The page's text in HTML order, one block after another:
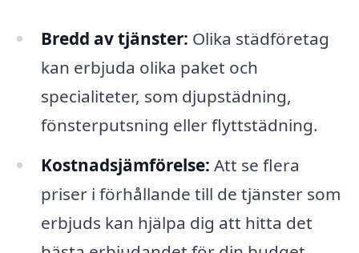
Bredd av tjänster: Olika städföretag
kan erbjuda olika paket och
specialiteter, som djupstädning,
fönsterputsning eller flyttstädning.
Kostnadsjämförelse: Att se flera
priser i förhållande till de tjänster som
erbjuds kan hjälpa dig att hitta det